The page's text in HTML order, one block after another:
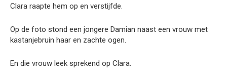
Clara raapte hem op en verstijfde.
Op de foto stond een jongere Damian naast een vrouw met
kastanjebruin haar en zachte ogen.
En die vrouw leek sprekend op Clara.